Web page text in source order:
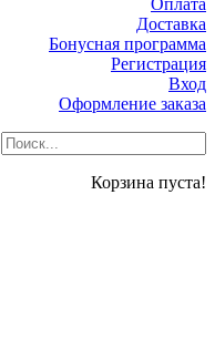
Оплата
Доставка
Бонусная программа
Регистрация
Вход
Оформление заказа
Корзина пуста!